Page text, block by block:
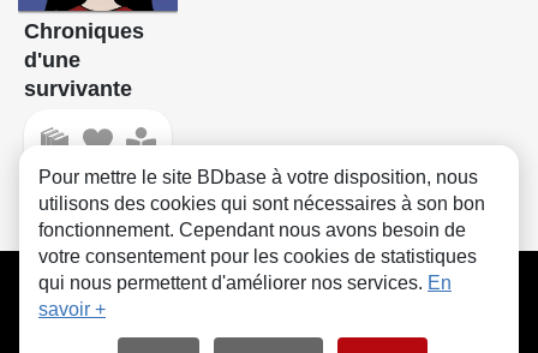
Chroniques
d'une
survivante
CGU FAQ Contact Cookies
Pour mettre le site BDbase à votre disposition, nous
utilisons des cookies qui sont nécessaires à son bon
fonctionnement. Cependant nous avons besoin de
votre consentement pour les cookies de statistiques
qui nous permettent d'améliorer nos services. En
savoir +